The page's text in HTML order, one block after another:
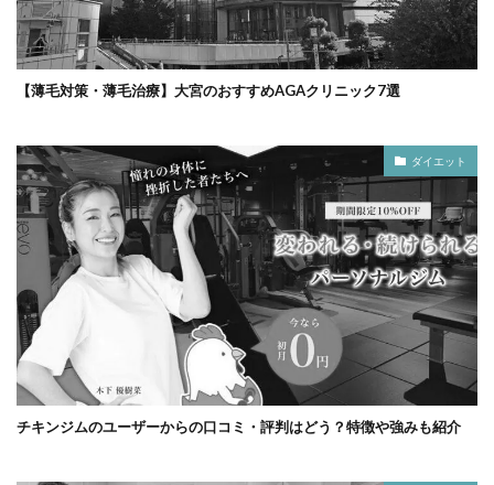
【薄毛対策・薄毛治療】大宮のおすすめAGAクリニック7選
ダイエット
チキンジムのユーザーからの口コミ・評判はどう？特徴や強みも紹介